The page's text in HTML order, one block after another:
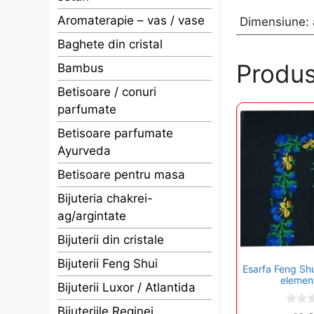
Esarfa Feng
Aromaterapie – vas / vase
Baghete din cristal
Bambus
Betisoare / conuri
parfumate
Betisoare parfumate
Ayurveda
Betisoare pentru masa
Bijuteria chakrei-
ag/argintate
Bijuterii din cristale
Bijuterii Feng Shui
Bijuterii Luxor / Atlantida
Bijuteriile Reginei